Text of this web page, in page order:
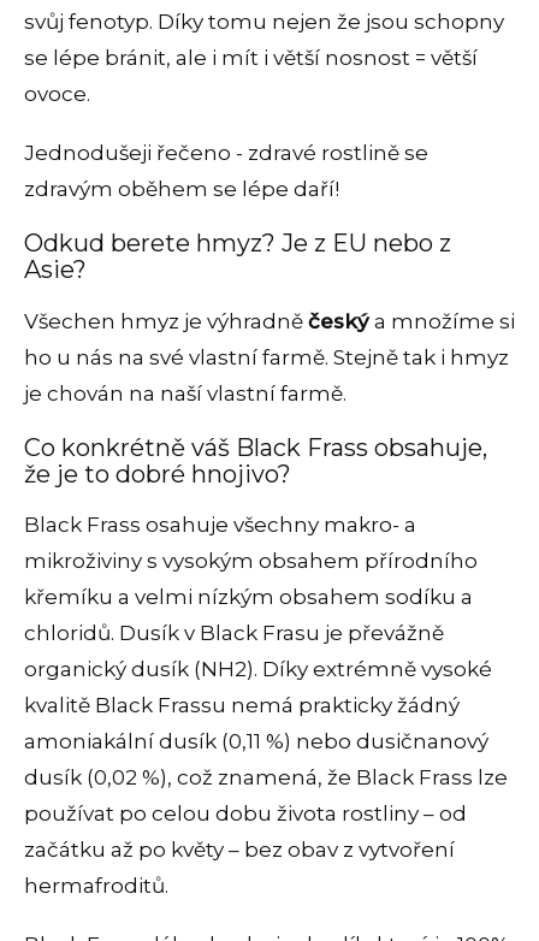
svůj fenotyp. Díky tomu nejen že jsou schopny
se lépe bránit, ale i mít i větší nosnost = větší
ovoce.
Jednodušeji řečeno - zdravé rostlině se
zdravým oběhem se lépe daří!
Odkud berete hmyz? Je z EU nebo z
Asie?
Všechen hmyz je výhradně českýa množíme si
ho u nás na své vlastní farmě. Stejně tak i hmyz
je chován na naší vlastní farmě.
Co konkrétně váš Black Frass obsahuje,
že je to dobré hnojivo?
Black Frass osahuje všechny makro- a
mikroživiny s vysokým obsahem přírodního
křemíku a velmi nízkým obsahem sodíku a
chloridů. Dusík v Black Frasu je převážně
organický dusík (NH2). Díky extrémně vysoké
kvalitě Black Frassu nemá prakticky žádný
amoniakální dusík (0,11 %) nebo dusičnanový
dusík (0,02 %), což znamená, že Black Frass lze
používat po celou dobu života rostliny – od
začátku až po květy – bez obav z vytvoření
hermafroditů.